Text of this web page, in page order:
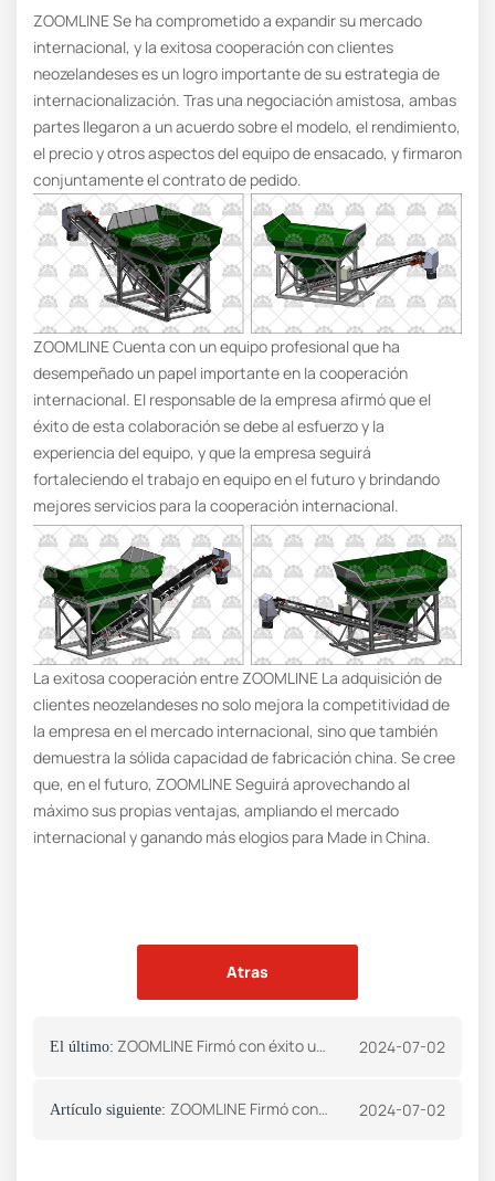
ZOOMLINE Se ha comprometido a expandir su mercado
internacional, y la exitosa cooperación con clientes
neozelandeses es un logro importante de su estrategia de
internacionalización. Tras una negociación amistosa, ambas
partes llegaron a un acuerdo sobre el modelo, el rendimiento,
el precio y otros aspectos del equipo de ensacado, y firmaron
conjuntamente el contrato de pedido.
ZOOMLINE Cuenta con un equipo profesional que ha
desempeñado un papel importante en la cooperación
internacional. El responsable de la empresa afirmó que el
éxito de esta colaboración se debe al esfuerzo y la
experiencia del equipo, y que la empresa seguirá
fortaleciendo el trabajo en equipo en el futuro y brindando
mejores servicios para la cooperación internacional.
La exitosa cooperación entre ZOOMLINE La adquisición de
clientes neozelandeses no solo mejora la competitividad de
la empresa en el mercado internacional, sino que también
demuestra la sólida capacidad de fabricación china. Se cree
que, en el futuro, ZOOMLINE Seguirá aprovechando al
máximo sus propias ventajas, ampliando el mercado
internacional y ganando más elogios para Made in China.
Atras
El último: ZOOMLINE Firmó con éxito un pedido de quemador de carbón pulverizado con un cliente de Kirguistán. 2024-07-02
Artículo siguiente: ZOOMLINE Firmó con éxito un pedido con un cliente de Nueva Zelanda 2024-07-02